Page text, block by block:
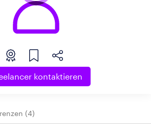
kontaktieren
(4)